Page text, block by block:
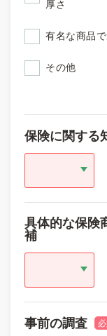
厚さ
有名な商品
その他
保険に関する
具体的な保険
補
事前の調査